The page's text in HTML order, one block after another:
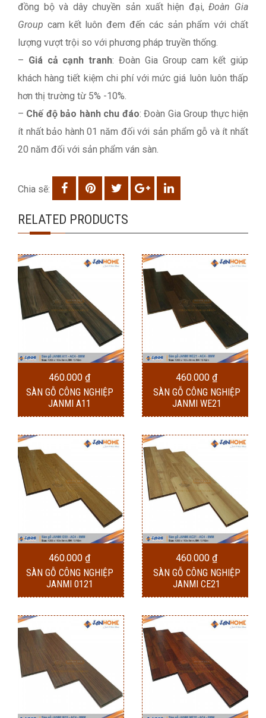
đồng bộ và dây chuyền sản xuất hiện đại,Đoàn Gia
Group cam kết luôn đem đến các sản phẩm với chất
lượng vượt trội so với phương pháp truyền thống.
– Giá cả cạnh tranh: Đoàn Gia Group cam kết giúp
khách hàng tiết kiệm chi phí với mức giá luôn luôn thấp
hơn thị trường từ 5% -10%.
– Chế độ bảo hành chu đáo: Đoàn Gia Group thực hiện
ít nhất bảo hành 01 năm đối với sản phẩm gỗ và ít nhất
20 năm đối với sản phẩm ván sàn.
Chia sẽ:
RELATED PRODUCTS
460.000 ₫
SÀN GỖ CÔNG NGHIỆP
JANMI A11
460.000 ₫
SÀN GỖ CÔNG NGHIỆP
JANMI WE21
460.000 ₫
SÀN GỖ CÔNG NGHIỆP
JANMI 0121
460.000 ₫
SÀN GỖ CÔNG NGHIỆP
JANMI CE21